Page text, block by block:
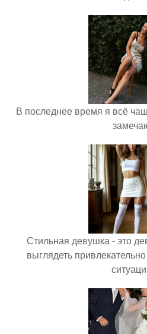
В последнее время я всё
Стильная девушка - это
выглядеть